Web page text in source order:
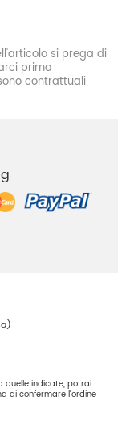
si prega di
prima
contrattuali
quelle indicate, potrai
di confermare l'ordine